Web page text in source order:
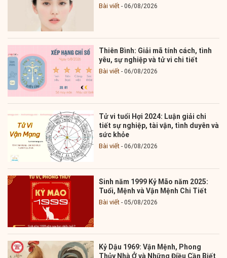
Bài viết 06/08/2026
Thiên Bình: Giải mã tính cách, tình
yêu, sự nghiệp và tử vi chi tiết
Bài viết 06/08/2026
Tử vi tuổi Hợi 2024: Luận giải chi
tiết sự nghiệp, tài vận, tình duyên và
sức khỏe
Bài viết 06/08/2026
Sinh năm 1999 Kỷ Mão năm 2025:
Tuổi, Mệnh và Vận Mệnh Chi Tiết
Bài viết 05/08/2026
Kỷ Dậu 1969: Vận Mệnh, Phong
Thủy Nhà Ở và Những Điều Cần Biết